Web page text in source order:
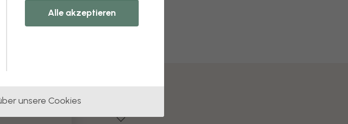
Alle akzeptieren
unsere Cookies